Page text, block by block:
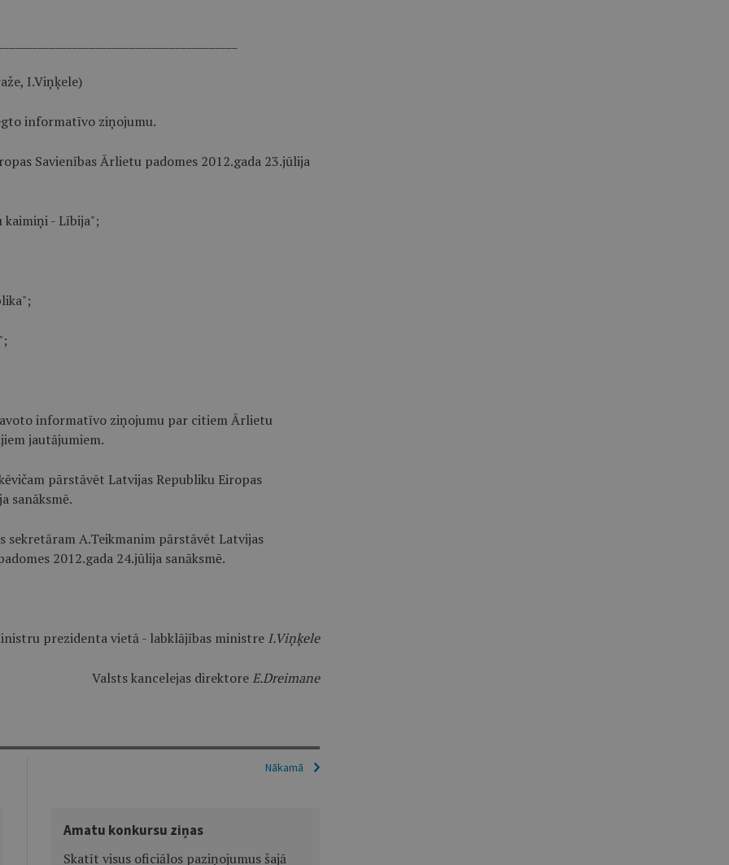
I.Viņķele)
informatīvo ziņojumu.
Savienības Ārlietu padomes 2012.gada 23.jūlija
kaimiņi - Lībija";
informatīvo ziņojumu par citiem Ārlietu
jautājumiem.
pārstāvēt Latvijas Republiku Eiropas
sanāksmē.
A.Teikmanim pārstāvēt Latvijas
2012.gada 24.jūlija sanāksmē.
prezidenta vietā - labklājības ministre I.Viņķele
Valsts kancelejas direktoreE.Dreimane
Nākamā
Amatu konkursu ziņas
Skatīt visus oficiālos paziņojumus šajā